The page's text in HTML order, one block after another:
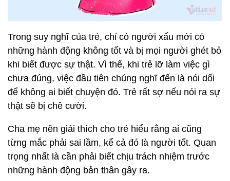
Trong suy nghĩ của trẻ, chỉ có người xấu mới có
những hành động không tốt và bị mọi người ghét bỏ
khi biết được sự thật. Vì thế, khi trẻ lỡ làm việc gì
chưa đúng, việc đầu tiên chúng nghĩ đến là nói dối
để không ai biết chuyện đó. Trẻ rất sợ nếu nói ra sự
thật sẽ bị chê cười.
Cha mẹ nên giải thích cho trẻ hiểu rằng ai cũng
từng mắc phải sai lầm, kể cả đó là người tốt. Quan
trọng nhất là cần phải biết chịu trách nhiệm trước
những hành động bản thân gây ra.